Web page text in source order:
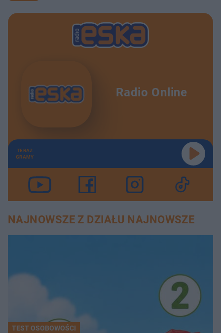
Radio Online
TERAZ
GRAMY
NAJNOWSZE Z DZIAŁU NAJNOWSZE
TEST OSOBOWOŚCI